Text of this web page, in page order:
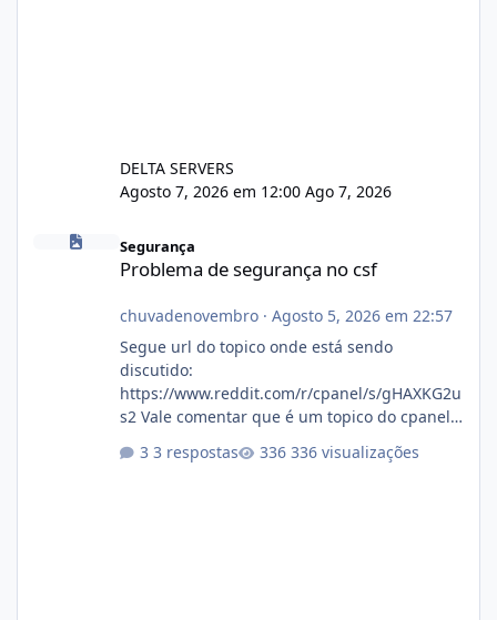
DELTA SERVERS
Agosto 7, 2026 em 12:00 Ago 7, 2026
Problema de segurança no csf
Segurança
Problema de segurança no csf
chuvadenovembro· Agosto 5, 2026 em 22:57
Segue url do topico onde está sendo
discutido:
https://www.reddit.com/r/cpanel/s/gHAXKG2u
s2 Vale comentar que é um topico do cpanel...
3 respostas 336 visualizações